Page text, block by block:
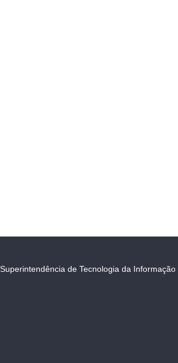
Superintendência de Tecnologia da Informação